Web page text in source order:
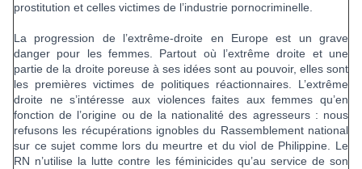
prostitution et celles victimes de l’industrie pornocriminelle.
La progression de l’extrême-droite en Europe est un grave
danger pour les femmes. Partout où l’extrême droite et une
partie de la droite poreuse à ses idées sont au pouvoir, elles sont
les premières victimes de politiques réactionnaires. L’extrême
droite ne s’intéresse aux violences faites aux femmes qu’en
fonction de l’origine ou de la nationalité des agresseurs : nous
refusons les récupérations ignobles du Rassemblement national
sur ce sujet comme lors du meurtre et du viol de Philippine. Le
RN n’utilise la lutte contre les féminicides qu’au service de son